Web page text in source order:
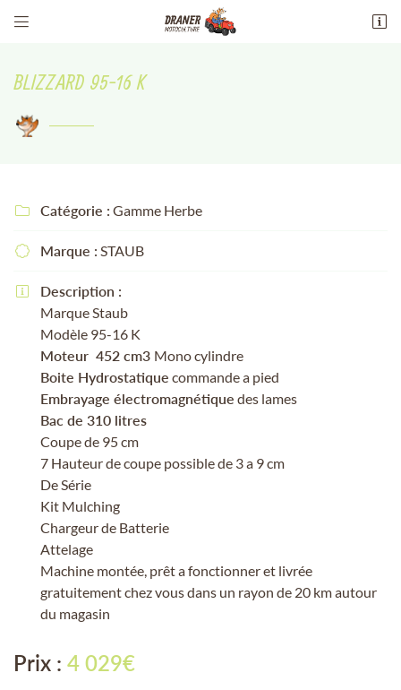
 
13 Av. maréchal philippe leclerc de
18100 Vierzon
Recopier le code ci-contre
En cochant cette case, vous consentez à recevoir nos propositions
commerciales à l'adresse email indiqué ci-dessus. Vous pouvez vous
BLIZZARD 95-16 K
 Catégorie : Gamme Herbe
 Marque : STAUB

Description :
Marque Staub
Modèle 95-16 K
Moteur 452 cm3 Mono cylindre
Boite Hydrostatique commande a pied
Embrayage électromagnétique des lames
Bac de 310 litres
Coupe de 95 cm
7 Hauteur de coupe possible de 3 a 9 cm
De Série
Kit Mulching
Chargeur de Batterie
Attelage
Machine montée, prêt a fonctionner et livrée
gratuitement chez vous dans un rayon de 20 km autour
du magasin
Prix : 4 029€